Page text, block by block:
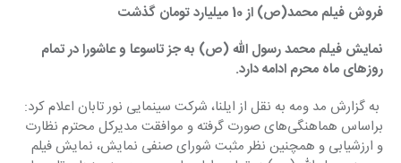
فروش فیلم محمد(ص) از 10 میلیارد تومان گذشت
نمایش فیلم محمد رسول الله (ص) به جز تاسوعا و عاشورا در تمام
روزهای ماه محرم ادامه دارد.
به گزارش مد ومه به نقل از ایلنا، شرکت سینمایی نور تابان اعلام کرد:
براساس هماهنگی‌های صورت گرفته و موافقت مدیرکل محترم نظارت
و ارزشیابی و همچنین نظر مثبت شورای صنفی نمایش، نمایش فیلم